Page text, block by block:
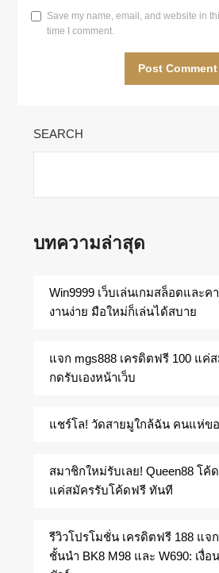
Save my name, email, and website in
time I comment.
SEARCH
บทความล่าสุด
Win9999 เว็บเล่นเกมสล็อตและ
งานง่าย มือใหม่ก็เล่นได้สบาย
แจก mgs888 เครดิตฟรี 100 แค่
กดรับเองหน้าเว็บ
แชร์โล! วัดสายมูใกล้ฉัน คนแห่ขอ
สมาชิกใหม่รับเลย! Queen88 โค้
แค่สมัครรับโค้ดฟรี ทันที
รีวิวโปรโมชั่น เครดิตฟรี 188 แจ
ชั้นนำ BK8 M98 และ W690: เงื่อ